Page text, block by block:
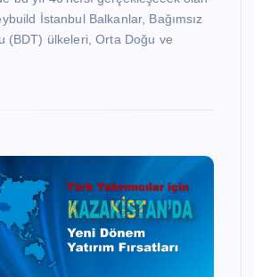
İstanbul Balkanlar, Bağımsız
(BDT) ülkeleri, Orta Doğu ve